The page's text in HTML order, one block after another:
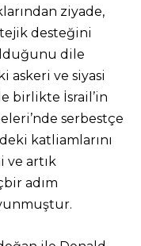
ziyade,
desteğini
dile
askeri ve siyasi
birlikte İsrail’in
serbestçe
katliamlarını
artık
adım